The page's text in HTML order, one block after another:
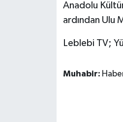
Anadolu
ardından Ulu
Leblebi TV;
Muhabir: